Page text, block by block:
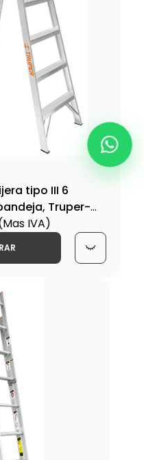
tipo III 6
Truper-
IVA)